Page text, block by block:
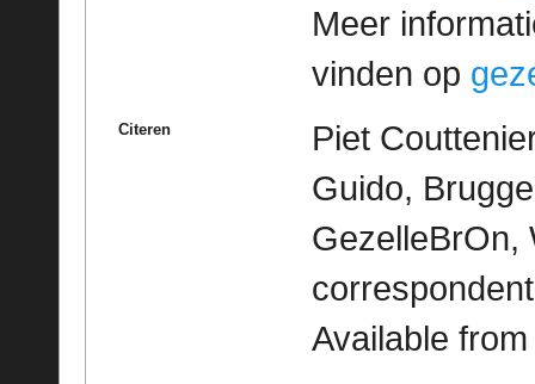
Meer
vinden op
Citeren
Piet
Guido,
GezelleBrOn,
Available